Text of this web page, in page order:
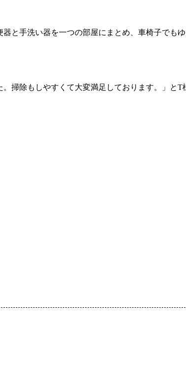
と手洗い器を一つの部屋にまとめ、車椅子でもゆ
掃除もしやすくて大変満足しております。」とT